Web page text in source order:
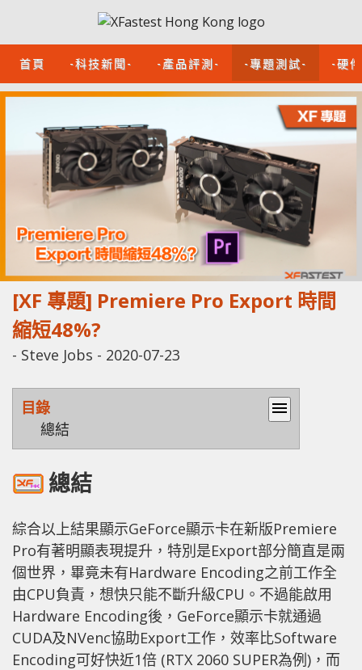
首頁 -科技新聞- -產品評測- -專題測試- -硬
[XF 專題] Premiere Pro Export 時間
縮短48%?
- Steve Jobs - 2020-07-23
目錄
menu
總結
總結
綜合以上結果顯示GeForce顯示卡在新版Premiere
Pro有著明顯表現提升，特別是Export部分簡直是兩
個世界，畢竟未有Hardware Encoding之前工作全
由CPU負責，想快只能不斷升級CPU。不過能啟用
Hardware Encoding後，GeForce顯示卡就通過
CUDA及NVenc協助Export工作，效率比Software
Encoding可好快近1倍 (RTX 2060 SUPER為例)，而